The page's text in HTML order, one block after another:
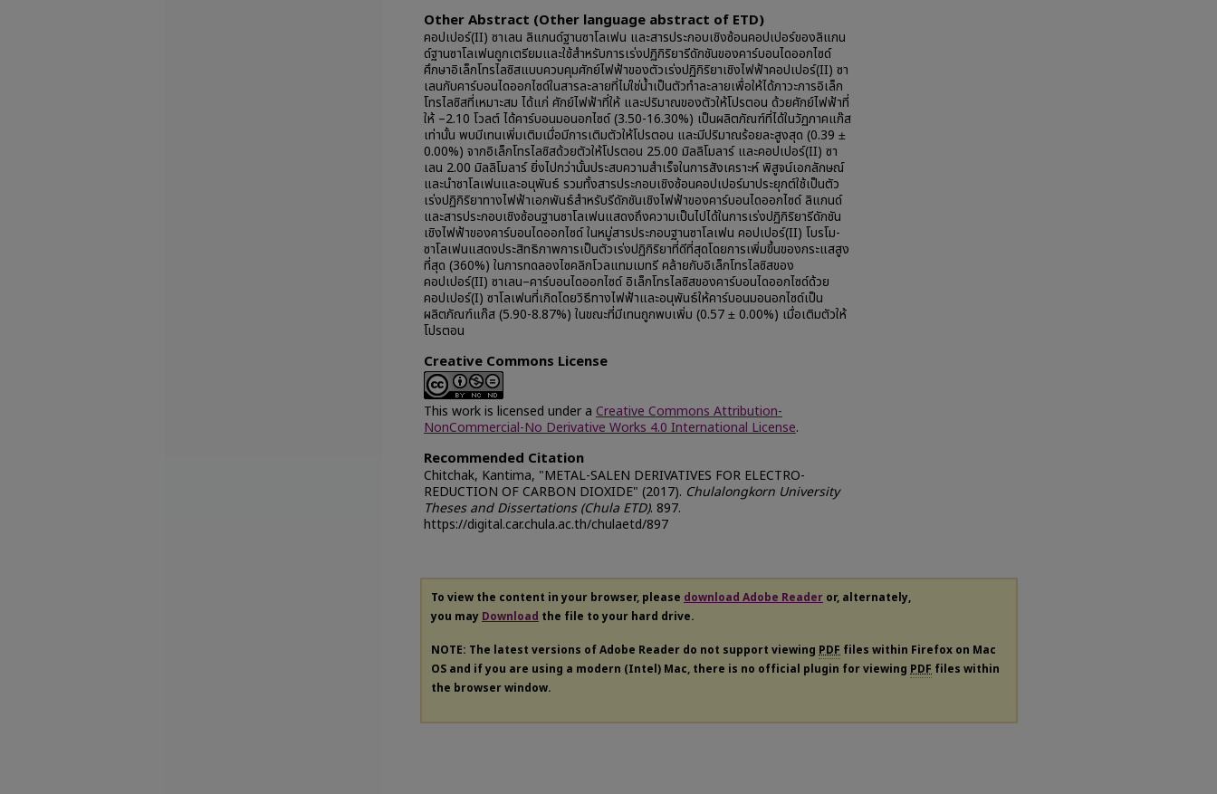
Other Abstract (Other language abstract of ETD)
คอปเปอร์(II) ซาเลน ลิแกนด์ฐานซาโลเฟน และสารประกอบเชิงซ้อนคอปเปอร์ของลิแกน
ด์ฐานซาโลเฟนถูกเตรียมและใช้สำหรับการเร่งปฏิกิริยารีดักชันของคาร์บอนไดออกไซด์
ศึกษาอิเล็กโทรไลซิสแบบควบคุมศักย์ไฟฟ้าของตัวเร่งปฏิกิริยาเชิงไฟฟ้าคอปเปอร์(II) ซา
เลนกับคาร์บอนไดออกไซด์ในสารละลายที่ไม่ใช่น้ำเป็นตัวทำละลายเพื่อให้ได้ภาวะการอิเล็ก
โทรไลซิสที่เหมาะสม ได้แก่ ศักย์ไฟฟ้าที่ให้ และปริมาณของตัวให้โปรตอน ด้วยศักย์ไฟฟ้าที่
ให้ –2.10 โวลต์ ได้คาร์บอนมอนอกไซด์ (3.50-16.30%) เป็นผลิตภัณฑ์ที่ได้ในวัฏภาคแก๊ส
เท่านั้น พบมีเทนเพิ่มเติมเมื่อมีการเติมตัวให้โปรตอน และมีปริมาณร้อยละสูงสุด (0.39 ±
0.00%) จากอิเล็กโทรไลซิสด้วยตัวให้โปรตอน 25.00 มิลลิโมลาร์ และคอปเปอร์(II) ซา
เลน 2.00 มิลลิโมลาร์ ยิ่งไปกว่านั้นประสบความสำเร็จในการสังเคราะห์ พิสูจน์เอกลักษณ์
และนำซาโลเฟนและอนุพันธ์ รวมทั้งสารประกอบเชิงซ้อนคอปเปอร์มาประยุกต์ใช้เป็นตัว
เร่งปฏิกิริยาทางไฟฟ้าเอกพันธ์สำหรับรีดักชันเชิงไฟฟ้าของคาร์บอนไดออกไซด์ ลิแกนด์
และสารประกอบเชิงซ้อนฐานซาโลเฟนแสดงถึงความเป็นไปได้ในการเร่งปฏิกิริยารีดักชัน
เชิงไฟฟ้าของคาร์บอนไดออกไซด์ ในหมู่สารประกอบฐานซาโลเฟน คอปเปอร์(II) โบรโม-
ซาโลเฟนแสดงประสิทธิภาพการเป็นตัวเร่งปฏิกิริยาที่ดีที่สุดโดยการเพิ่มขึ้นของกระแสสูง
ที่สุด (360%) ในการทดลองไซคลิกโวลแทมเมทรี คล้ายกับอิเล็กโทรไลซิสของ
คอปเปอร์(II) ซาเลน–คาร์บอนไดออกไซด์ อิเล็กโทรไลซิสของคาร์บอนไดออกไซด์ด้วย
คอปเปอร์(I) ซาโลเฟนที่เกิดโดยวิธีทางไฟฟ้าและอนุพันธ์ให้คาร์บอนมอนอกไซด์เป็น
ผลิตภัณฑ์แก๊ส (5.90-8.87%) ในขณะที่มีเทนถูกพบเพิ่ม (0.57 ± 0.00%) เมื่อเติมตัวให้
โปรตอน
Creative Commons License
This work is licensed under a Creative Commons Attribution-
NonCommercial-No Derivative Works 4.0 International License.
Recommended Citation
Chitchak, Kantima, "METAL-SALEN DERIVATIVES FOR ELECTRO-
REDUCTION OF CARBON DIOXIDE" (2017). Chulalongkorn University
Theses and Dissertations (Chula ETD). 897.
https://digital.car.chula.ac.th/chulaetd/897
To view the content in your browser, please download Adobe Reader or, alternately,
you may Download the file to your hard drive.
NOTE: The latest versions of Adobe Reader do not support viewing PDF files within Firefox on Mac
OS and if you are using a modern (Intel) Mac, there is no official plugin for viewing PDF files within
the browser window.